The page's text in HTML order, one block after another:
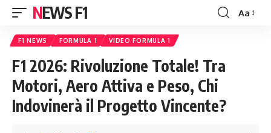
NEWS F1
Font
Aa
F1 NEWS FORMULA 1 VIDEO FORMULA 1
F1 2026: Rivoluzione Totale! Tra
Motori, Aero Attiva e Peso, Chi
Indovinerà il Progetto Vincente?